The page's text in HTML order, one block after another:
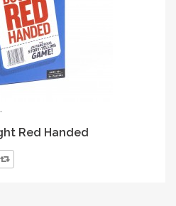
Red Handed